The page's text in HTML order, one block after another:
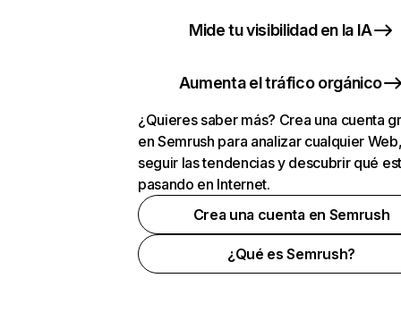
Mide tu visibilidad en la IA
Aumenta el tráfico orgánico
¿Quieres saber más? Crea una cuenta
en Semrush para analizar cualquier
seguir las tendencias y descubrir qué
pasando en Internet.
Crea una cuenta en Semrush
¿Qué es Semrush?